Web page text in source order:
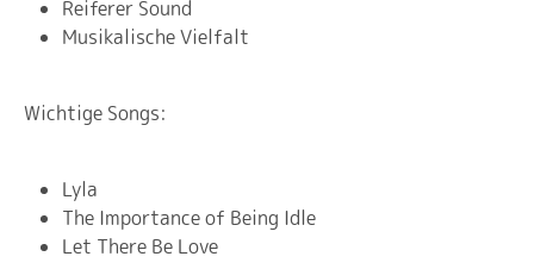
Reiferer Sound
Musikalische Vielfalt
Wichtige Songs:
Lyla
The Importance of Being Idle
Let There Be Love